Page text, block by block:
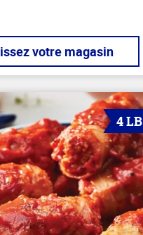
votre magasin
4 LB